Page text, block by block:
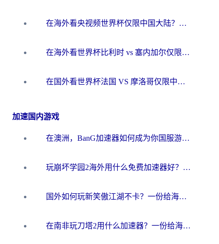
在海外看央视频世界杯仅限中国大陆？这篇指南帮你解锁中文解说+无卡顿直播
在海外看世界杯比利时 vs 塞内加尔仅限中国大陆？我找到了最流畅的中文解说之路
在国外看世界杯法国 VS 摩洛哥仅限中国大陆？海外党这样看中文解说赛事不卡顿
加速国内游戏
在澳洲，BanG加速器如何成为你国服游戏的“时光机”？
玩崩坏学园2海外用什么免费加速器好？2026海外党亲测国服游戏加速指南
国外如何玩新笑傲江湖不卡？一份给海外游子的终极网络指南
在南非玩刀塔2用什么加速器？一份给海外游子的终极生存指南